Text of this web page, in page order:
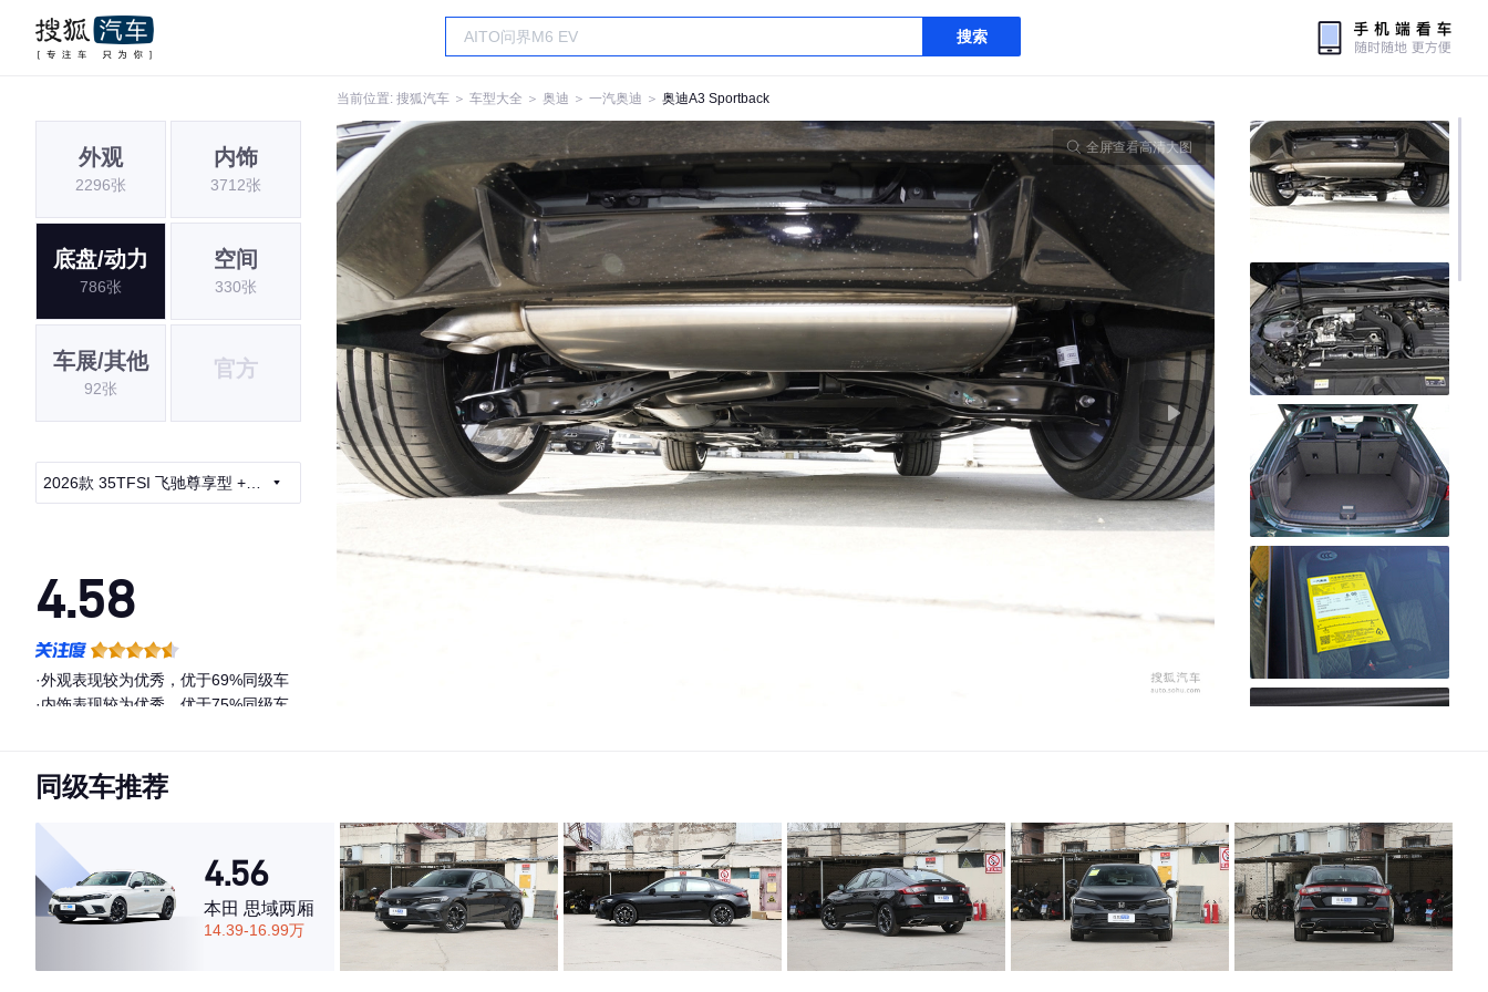
搜索
当前位置: 搜狐汽车 ＞ 车型大全 ＞ 奥迪 ＞ 一汽奥迪 ＞ 奥迪A3 Sportback
外观
2296张
内饰
3712张
底盘/动力
786张
空间
330张
车展/其他
92张
官方
2026款 35TFSI 飞驰尊享型 +豪
4.58
·外观表现较为优秀，优于69%同级车
·内饰表现较为优秀，优于75%同级车
全屏查看高清大图
同级车推荐
4.56
本田 思域两厢
14.39-16.99万